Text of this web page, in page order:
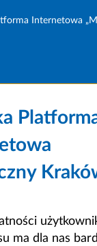
Internetowa
ma dla nas